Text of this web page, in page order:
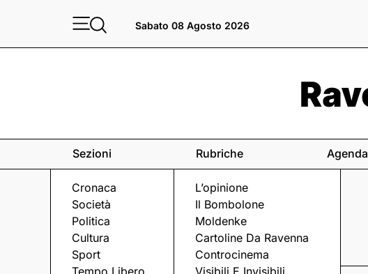
Sabato 08 Agosto 2026
Sezioni
Cronaca
Società
Politica
Cultura
Sport
Tempo Libero
Rubriche
L’opinione
Il Bombolone
Moldenke
Cartoline Da Ravenna
Controcinema
Visibili E Invisibili
Agenda